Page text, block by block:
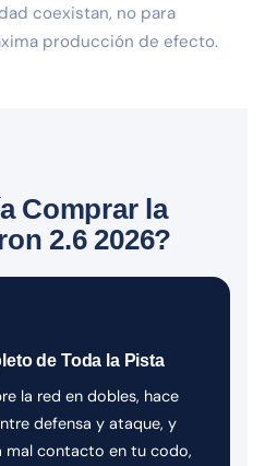
coexistan, no para
producción de efecto.
Comprar la
2.6 2026?
de Toda la Pista
la red en dobles, hace
defensa y ataque, y
mal contacto en tu codo,